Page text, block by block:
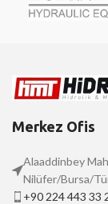
Merkez Ofis
Alaaddinbey
Nilüfer/Bursa/
+90 224 443 33